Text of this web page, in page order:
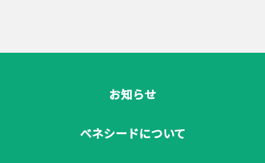
お知らせ
ベネシードについて